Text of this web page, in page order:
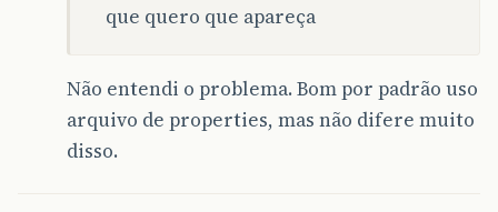
que quero que apareça
Não entendi o problema. Bom por padrão uso
arquivo de properties, mas não difere muito
disso.